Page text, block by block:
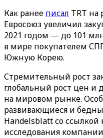
Как ранее писал TRT на
Евросоюз увеличил
2021 годом — до 101
в мире покупателем
Южную Корею.
Стремительный рост
глобальный рост цен и
на мировом рынке.
развивающиеся и
Handelsblatt со
исследования